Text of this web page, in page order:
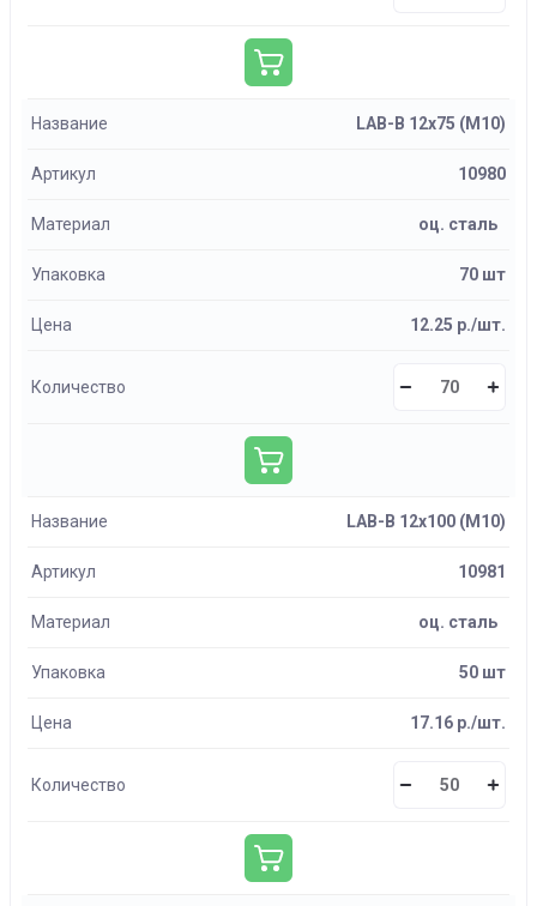
Название LAB-B 12х75 (М10)
Артикул 10980
Материал оц. сталь
Упаковка 70 шт
Цена 12.25 р./шт.
Количество
Название LAB-B 12х100 (М10)
Артикул 10981
Материал оц. сталь
Упаковка 50 шт
Цена 17.16 р./шт.
Количество